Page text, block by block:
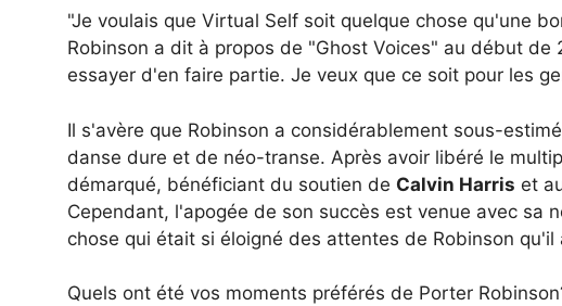
"Je voulais que Virtual Self soit quelque chose qu'une
Robinson a dit à propos de "Ghost Voices" au début de
essayer d'en faire partie. Je veux que ce soit pour les
Il s'avère que Robinson a considérablement sous-
danse dure et de néo-transe. Après avoir libéré le
démarqué, bénéficiant du soutien de Calvin Harris et
Cependant, l'apogée de son succès est venue avec sa
chose qui était si éloigné des attentes de Robinson
Quels ont été vos moments préférés de Porter